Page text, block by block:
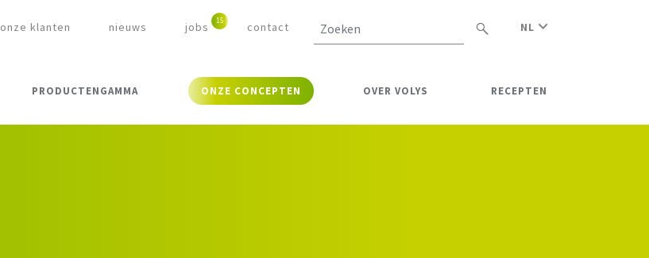
onze klanten nieuws jobs contact NL
PRODUCTENGAMMA ONZE CONCEPTEN OVER VOLYS RECEPTEN